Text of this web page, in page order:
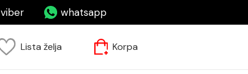
viber whatsapp
Lista želja Korpa